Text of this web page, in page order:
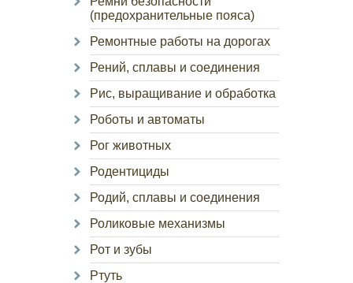
(предохранительные пояса)
Ремонтные работы на дорогах
Рений, сплавы и соединения
Рис, выращивание и обработка
Роботы и автоматы
Рог животных
Родентициды
Родий, сплавы и соединения
Роликовые механизмы
Рот и зубы
Ртуть